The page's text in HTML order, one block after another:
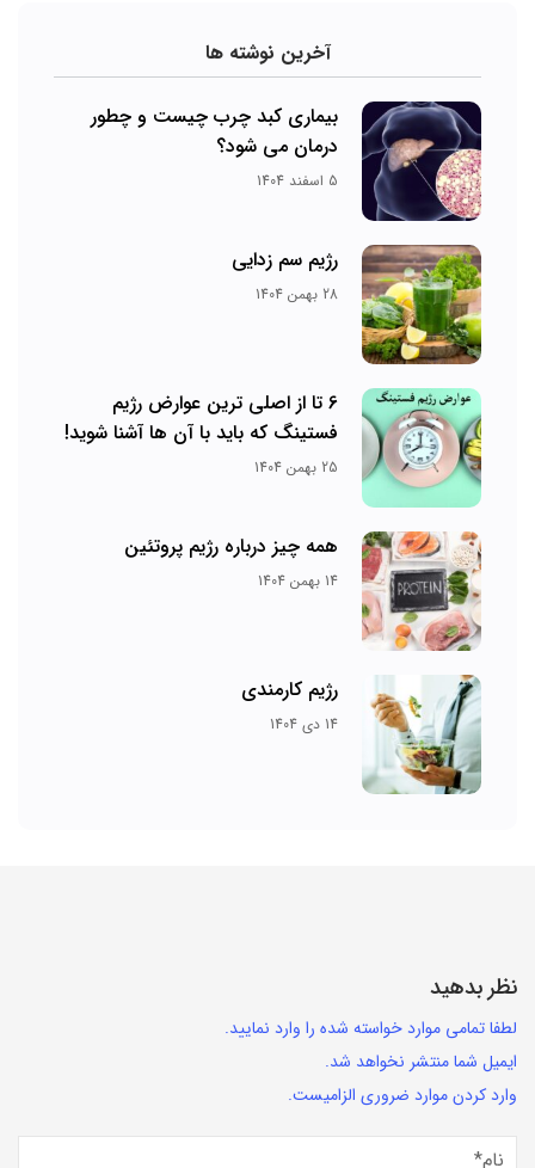
آخرین نوشته ها
بیماری کبد چرب چیست و چطور
درمان می‌ شود؟
5 اسفند 1404
رژیم سم زدایی
28 بهمن 1404
6 تا از اصلی ترین عوارض رژیم
فستینگ که باید با آن ها آشنا شوید!
25 بهمن 1404
همه چیز درباره رژیم پروتئین
14 بهمن 1404
رژیم کارمندی
14 دی 1404
نظر بدهید
لطفا تمامی موارد خواسته شده را وارد نمایید.
ایمیل شما منتشر نخواهد شد.
وارد کردن موارد ضروری الزامیست.